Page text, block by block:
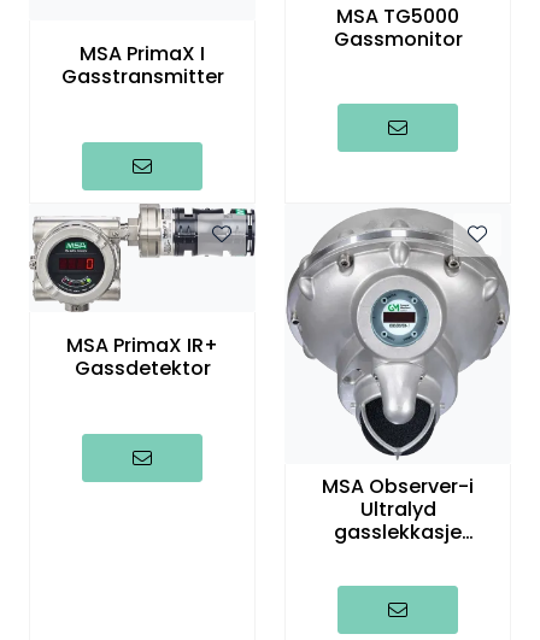
MSA PrimaX I
Gasstransmitter
MSA TG5000
Gassmonitor
MSA PrimaX IR+
Gassdetektor
MSA Observer-i
Ultralyd
gasslekkasje